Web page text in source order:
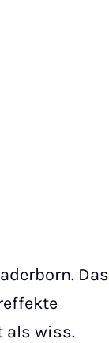
Das
als wiss.